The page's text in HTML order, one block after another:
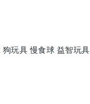
玩具 慢食球 益智玩具